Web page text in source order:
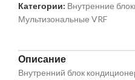
Категории: Внутренние
Мультизональные VRF
Описание
Внутренний блок